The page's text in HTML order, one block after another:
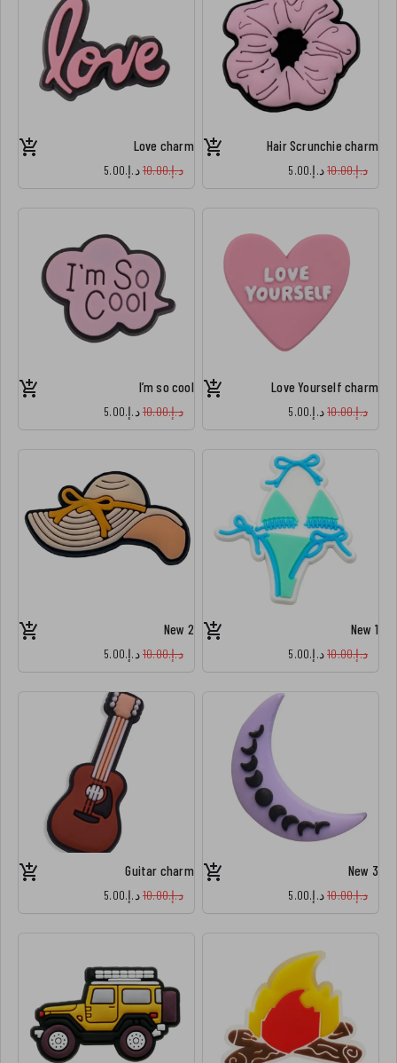
Hair Scrunchie charm
د.إ.‏10.00 د.إ.‏5.00
Love charm
د.إ.‏10.00 د.إ.‏5.00
Love Yourself charm
د.إ.‏10.00 د.إ.‏5.00
I’m so cool
د.إ.‏10.00 د.إ.‏5.00
New 1
د.إ.‏10.00 د.إ.‏5.00
New 2
د.إ.‏10.00 د.إ.‏5.00
New 3
د.إ.‏10.00 د.إ.‏5.00
Guitar charm
د.إ.‏10.00 د.إ.‏5.00